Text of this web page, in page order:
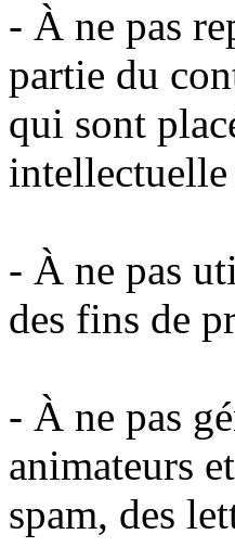
- À ne pas
partie du
qui sont
- À ne pas
des fins de
- À ne pas
animateurs
spam, des